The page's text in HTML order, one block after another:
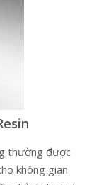
thường được
không gian